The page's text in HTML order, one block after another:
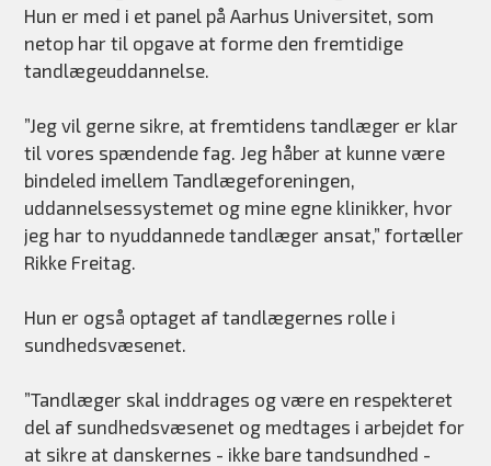
Hun er med i et panel på Aarhus Universitet, som
netop har til opgave at forme den fremtidige
tandlægeuddannelse.
”Jeg vil gerne sikre, at fremtidens tandlæger er klar
til vores spændende fag. Jeg håber at kunne være
bindeled imellem Tandlægeforeningen,
uddannelsessystemet og mine egne klinikker, hvor
jeg har to nyuddannede tandlæger ansat,” fortæller
Rikke Freitag.
Hun er også optaget af tandlægernes rolle i
sundhedsvæsenet.
”Tandlæger skal inddrages og være en respekteret
del af sundhedsvæsenet og medtages i arbejdet for
at sikre at danskernes - ikke bare tandsundhed -